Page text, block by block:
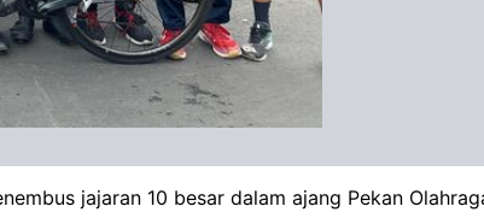
jajaran 10 besar dalam ajang Pekan